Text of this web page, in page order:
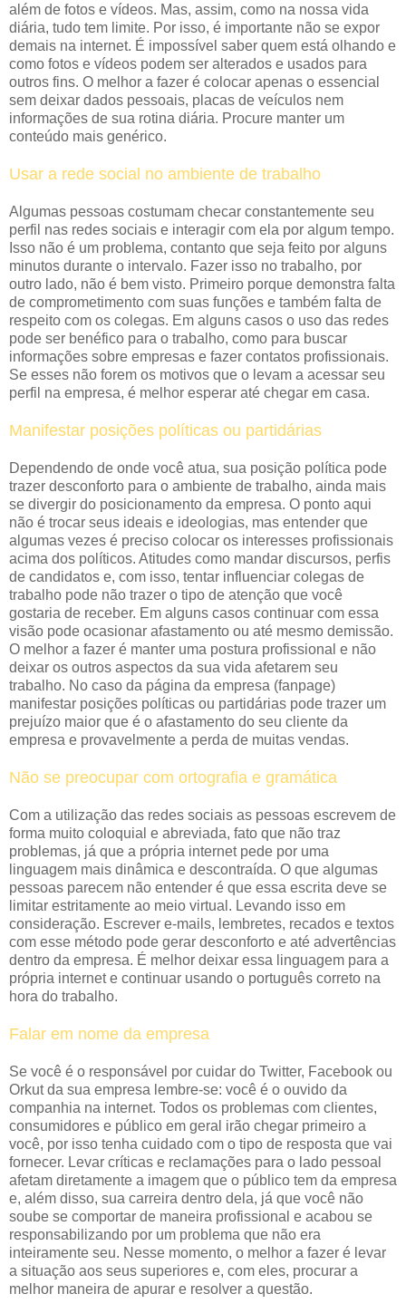
além de fotos e vídeos. Mas, assim, como na nossa vida
diária, tudo tem limite. Por isso, é importante não se expor
demais na internet. É impossível saber quem está olhando e
como fotos e vídeos podem ser alterados e usados para
outros fins. O melhor a fazer é colocar apenas o essencial
sem deixar dados pessoais, placas de veículos nem
informações de sua rotina diária. Procure manter um
conteúdo mais genérico.
Usar a rede social no ambiente de trabalho
Algumas pessoas costumam checar constantemente seu
perfil nas redes sociais e interagir com ela por algum tempo.
Isso não é um problema, contanto que seja feito por alguns
minutos durante o intervalo. Fazer isso no trabalho, por
outro lado, não é bem visto. Primeiro porque demonstra falta
de comprometimento com suas funções e também falta de
respeito com os colegas. Em alguns casos o uso das redes
pode ser benéfico para o trabalho, como para buscar
informações sobre empresas e fazer contatos profissionais.
Se esses não forem os motivos que o levam a acessar seu
perfil na empresa, é melhor esperar até chegar em casa.
Manifestar posições políticas ou partidárias
Dependendo de onde você atua, sua posição política pode
trazer desconforto para o ambiente de trabalho, ainda mais
se divergir do posicionamento da empresa. O ponto aqui
não é trocar seus ideais e ideologias, mas entender que
algumas vezes é preciso colocar os interesses profissionais
acima dos políticos. Atitudes como mandar discursos, perfis
de candidatos e, com isso, tentar influenciar colegas de
trabalho pode não trazer o tipo de atenção que você
gostaria de receber. Em alguns casos continuar com essa
visão pode ocasionar afastamento ou até mesmo demissão.
O melhor a fazer é manter uma postura profissional e não
deixar os outros aspectos da sua vida afetarem seu
trabalho. No caso da página da empresa (fanpage)
manifestar posições políticas ou partidárias pode trazer um
prejuízo maior que é o afastamento do seu cliente da
empresa e provavelmente a perda de muitas vendas.
Não se preocupar com ortografia e gramática
Com a utilização das redes sociais as pessoas escrevem de
forma muito coloquial e abreviada, fato que não traz
problemas, já que a própria internet pede por uma
linguagem mais dinâmica e descontraída. O que algumas
pessoas parecem não entender é que essa escrita deve se
limitar estritamente ao meio virtual. Levando isso em
consideração. Escrever e-mails, lembretes, recados e textos
com esse método pode gerar desconforto e até advertências
dentro da empresa. É melhor deixar essa linguagem para a
própria internet e continuar usando o português correto na
hora do trabalho.
Falar em nome da empresa
Se você é o responsável por cuidar do Twitter, Facebook ou
Orkut da sua empresa lembre-se: você é o ouvido da
companhia na internet. Todos os problemas com clientes,
consumidores e público em geral irão chegar primeiro a
você, por isso tenha cuidado com o tipo de resposta que vai
fornecer. Levar críticas e reclamações para o lado pessoal
afetam diretamente a imagem que o público tem da empresa
e, além disso, sua carreira dentro dela, já que você não
soube se comportar de maneira profissional e acabou se
responsabilizando por um problema que não era
inteiramente seu. Nesse momento, o melhor a fazer é levar
a situação aos seus superiores e, com eles, procurar a
melhor maneira de apurar e resolver a questão.